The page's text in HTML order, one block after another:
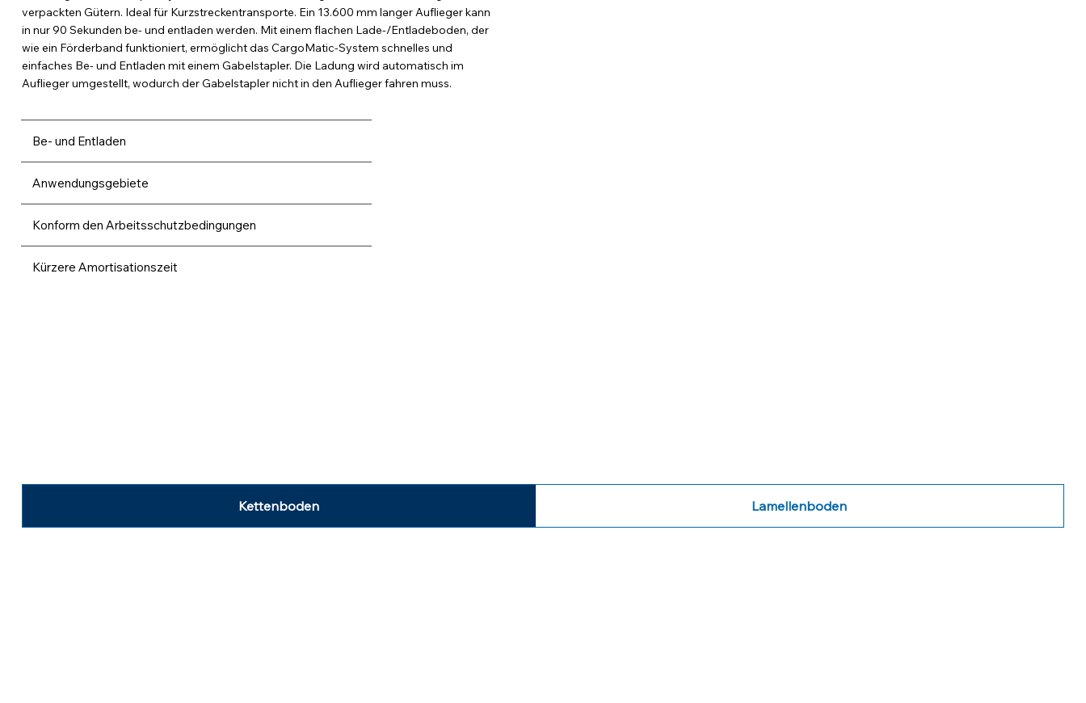
verpackten Gütern. Ideal für Kurzstreckentransporte. Ein 13.600 mm langer Auflieger kann
in nur 90 Sekunden be- und entladen werden. Mit einem flachen Lade-/Entladeboden, der
wie ein Förderband funktioniert, ermöglicht das CargoMatic-System schnelles und
einfaches Be- und Entladen mit einem Gabelstapler. Die Ladung wird automatisch im
Auflieger umgestellt, wodurch der Gabelstapler nicht in den Auflieger fahren muss.
Be- und Entladen
Anwendungsgebiete
Konform den Arbeitsschutzbedingungen
Kürzere Amortisationszeit
Kettenboden Lamellenboden